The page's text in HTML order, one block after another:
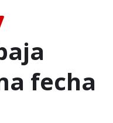
fecha